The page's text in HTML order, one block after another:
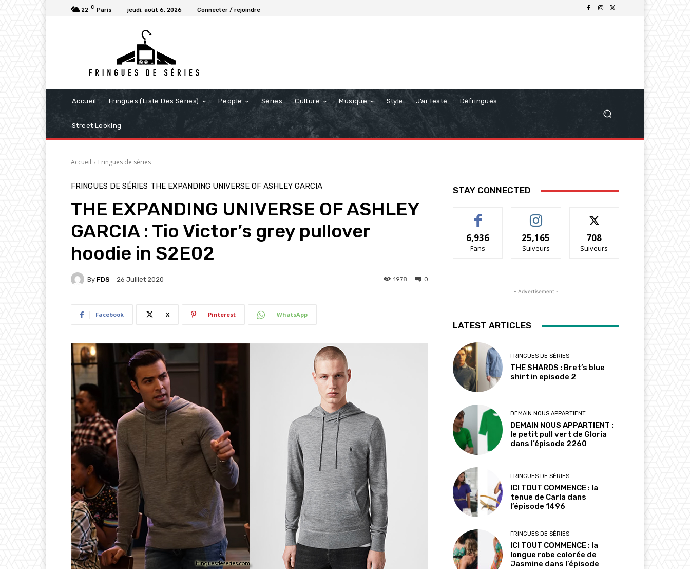
22 C Paris jeudi, août 6, 2026 Connecter / rejoindre
Accueil Fringues (Liste Des Séries) People Séries Culture Musique Style J’ai Testé Défringués
Street Looking
Accueil Fringues de séries
FRINGUES DE SÉRIES THE EXPANDING UNIVERSE OF ASHLEY GARCIA
THE EXPANDING UNIVERSE OF ASHLEY
GARCIA : Tio Victor’s grey pullover
hoodie in S2E02
By FDS 26 Juillet 2020 0
1978
Facebook X Pinterest WhatsApp
STAY CONNECTED
6,936
Fans
25,165
Suiveurs
708
Suiveurs
- Advertisement -
LATEST ARTICLES
FRINGUES DE SÉRIES
THE SHARDS : Bret’s blue
shirt in episode 2
DEMAIN NOUS APPARTIENT
DEMAIN NOUS APPARTIENT :
le petit pull vert de Gloria
dans l’épisode 2260
FRINGUES DE SÉRIES
ICI TOUT COMMENCE : la
tenue de Carla dans
l’épisode 1496
FRINGUES DE SÉRIES
ICI TOUT COMMENCE : la
longue robe colorée de
Jasmine dans l’épisode